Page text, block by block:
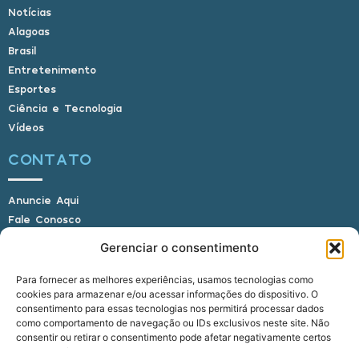
Gerenciar o consentimento
Para fornecer as melhores experiências, usamos tecnologias como
cookies para armazenar e/ou acessar informações do dispositivo. O
consentimento para essas tecnologias nos permitirá processar dados
como comportamento de navegação ou IDs exclusivos neste site. Não
consentir ou retirar o consentimento pode afetar negativamente certos
Notícias
Alagoas
Brasil
Entretenimento
Esportes
Ciência e Tecnologia
Vídeos
CONTATO
Anuncie Aqui
Fale Conosco
E-mail: alagoasbrasilnoticias@gmail.com
Telefone: (82) 9 9691-0391 (Whatsapp)
Responsável Técnico: Crysthyan Carlos